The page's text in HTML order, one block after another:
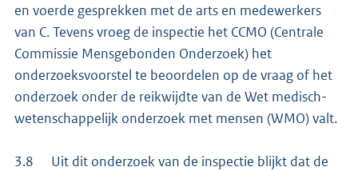
en voerde gesprekken met de arts en medewerkers
van C. Tevens vroeg de inspectie het CCMO (Centrale
Commissie Mensgebonden Onderzoek) het
onderzoeksvoorstel te beoordelen op de vraag of het
onderzoek onder de reikwijdte van de Wet medisch-
wetenschappelijk onderzoek met mensen (WMO) valt.
3.8 Uit dit onderzoek van de inspectie blijkt dat de